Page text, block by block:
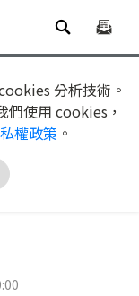
分析技術。
們使用 cookies，
權政策 。